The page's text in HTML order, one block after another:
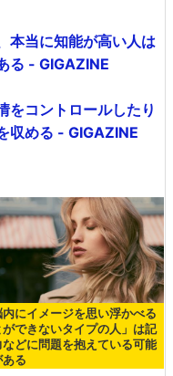
本当に知能が高い人は
る - GIGAZINE
をコントロールしたり
収める - GIGAZINE
内にイメージを思い浮かべる
ができないタイプの人」は記
どに問題を抱えている可能
る